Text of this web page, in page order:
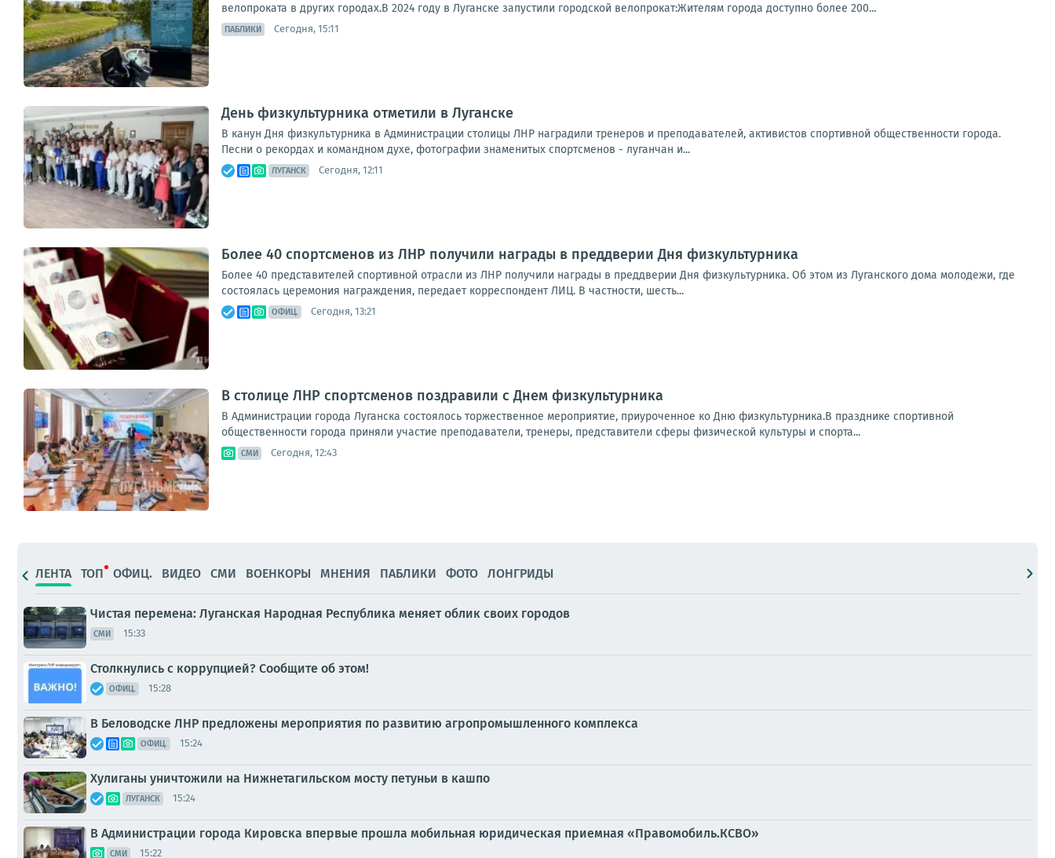
велопроката в других городах.В 2024 году в Луганске запустили городской велопрокат:Жителям города доступно более 200...
ПАБЛИКИ Сегодня, 15:11
День физкультурника отметили в Луганске
В канун Дня физкультурника в Администрации столицы ЛНР наградили тренеров и преподавателей, активистов спортивной общественности города.
Песни о рекордах и командном духе, фотографии знаменитых спортсменов - луганчан и...
ЛУГАНСК Сегодня, 12:11
Более 40 спортсменов из ЛНР получили награды в преддверии Дня физкультурника
Более 40 представителей спортивной отрасли из ЛНР получили награды в преддверии Дня физкультурника. Об этом из Луганского дома молодежи, где
состоялась церемония награждения, передает корреспондент ЛИЦ. В частности, шесть...
ОФИЦ. Сегодня, 13:21
В столице ЛНР спортсменов поздравили с Днем физкультурника
В Администрации города Луганска состоялось торжественное мероприятие, приуроченное ко Дню физкультурника.В празднике спортивной
общественности города приняли участие преподаватели, тренеры, представители сферы физической культуры и спорта...
СМИ Сегодня, 12:43
ЛЕНТА ТОП ОФИЦ. ВИДЕО СМИ ВОЕНКОРЫ МНЕНИЯ ПАБЛИКИ ФОТО ЛОНГРИДЫ
Чистая перемена: Луганская Народная Республика меняет облик своих городов
СМИ 15:33
Столкнулись с коррупцией? Сообщите об этом!
ОФИЦ. 15:28
В Беловодске ЛНР предложены мероприятия по развитию агропромышленного комплекса
ОФИЦ. 15:24
Хулиганы уничтожили на Нижнетагильском мосту петуньи в кашпо
ЛУГАНСК 15:24
В Администрации города Кировска впервые прошла мобильная юридическая приемная «Правомобиль.КСВО»
СМИ 15:22